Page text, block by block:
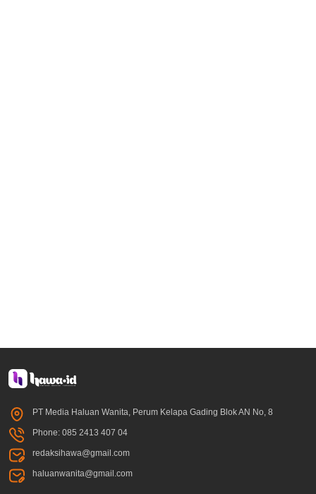
PT Media Haluan Wanita, Perum Kelapa Gading Blok AN No, 8
Phone: 085 2413 407 04
redaksihawa@gmail.com
haluanwanita@gmail.com